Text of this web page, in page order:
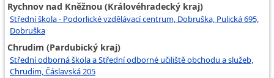
Rychnov nad Kněžnou (Královéhradecký kraj)
Střední škola - Podorlické vzdělávací centrum, Dobruška, Pulická 695,
Dobruška
Chrudim (Pardubický kraj)
Střední odborná škola a Střední odborné učiliště obchodu a služeb,
Chrudim, Čáslavská 205